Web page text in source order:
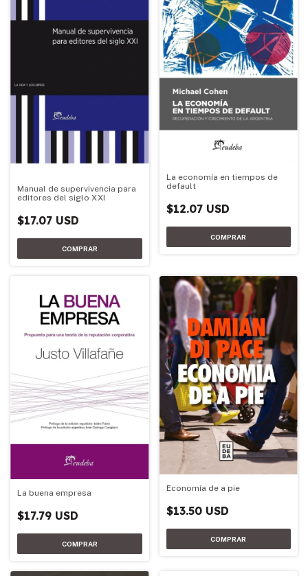
Manual de supervivencia para
editores del siglo XXI
$17.07 USD
La economía en tiempos de
default
$12.07 USD
La buena empresa
$17.79 USD
Economía de a pie
$13.50 USD